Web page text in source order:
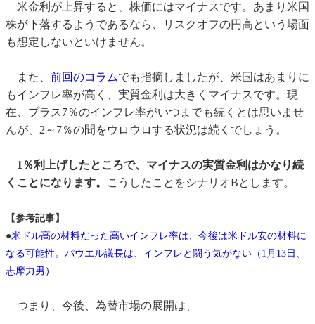
米金利が上昇すると、株価にはマイナスです。あまり米国
株が下落するようであるなら、リスクオフの円高という場面
も想定しないといけません。
また、 前回のコラムでも指摘しましたが、米国はあまりに
もインフレ率が高く、実質金利は大きくマイナスです。現
在、プラス7％のインフレ率がいつまでも続くとは思いませ
んが、2～7％の間をウロウロする状況は続くでしょう。
1％利上げしたところで、マイナスの実質金利はかなり続
くことになります。
こうしたことをシナリオBとします。
【参考記事】
●米ドル高の材料だった高いインフレ率は、今後は米ドル安の材料に
なる可能性。パウエル議長は、インフレと闘う気がない（1月13日、
志摩力男）
つまり、今後、為替市場の展開は、